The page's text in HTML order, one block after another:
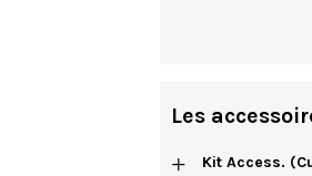
Les
+ Kit Access.